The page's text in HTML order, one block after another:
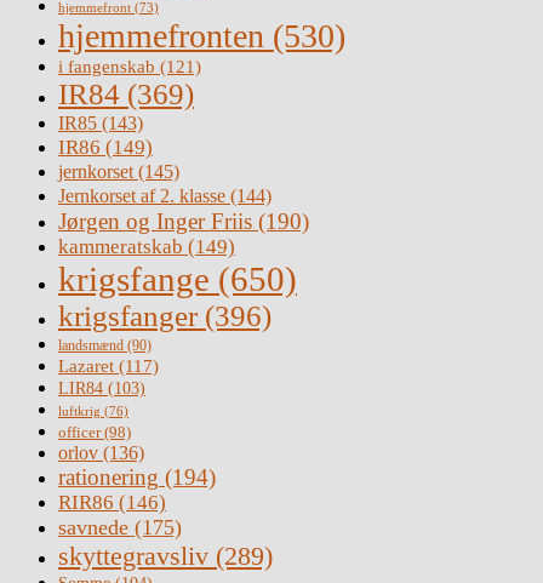
hjemmefront (73)
hjemmefronten (530)
i fangenskab (121)
IR84 (369)
IR85 (143)
IR86 (149)
jernkorset(145)
Jernkorset af 2. klasse (144)
Jørgen og Inger Friis (190)
kammeratskab (149)
krigsfange (650)
krigsfanger (396)
landsmænd (90)
Lazaret (117)
LIR84 (103)
luftkrig (76)
officer(98)
orlov (136)
rationering (194)
RIR86 (146)
savnede (175)
skyttegravsliv (289)